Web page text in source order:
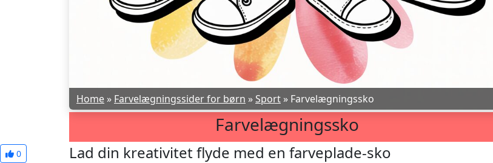
Home » Farvelægningssider for børn »Sport » Farvelægningssko
Farvelægningssko
0 Lad din kreativitet flyde med en farveplade-sko